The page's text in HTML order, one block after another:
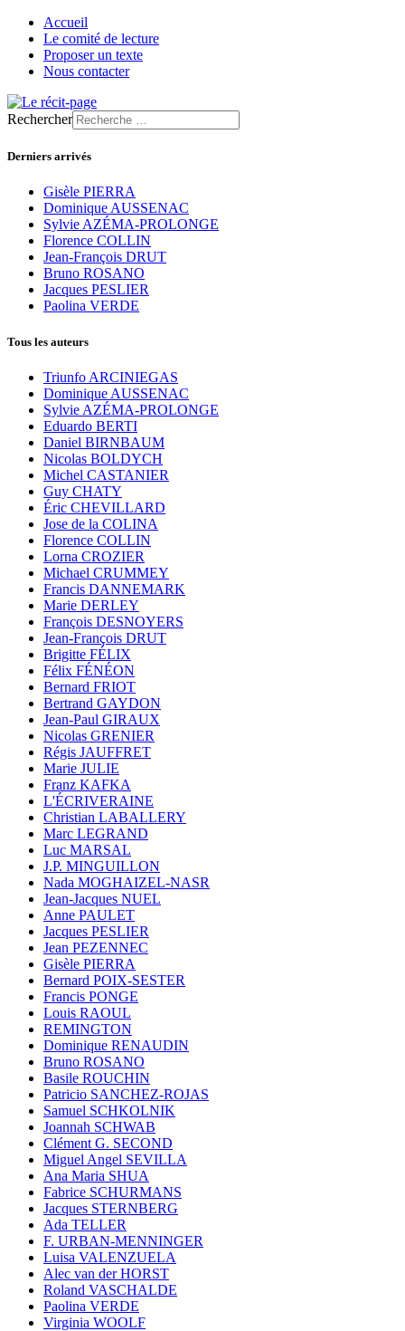
Accueil
Le comité de lecture
Proposer un texte
Nous contacter
Rechercher
Derniers arrivés
Gisèle PIERRA
Dominique AUSSENAC
Sylvie AZÉMA-PROLONGE
Florence COLLIN
Jean-François DRUT
Bruno ROSANO
Jacques PESLIER
Paolina VERDE
Tous les auteurs
Triunfo ARCINIEGAS
Dominique AUSSENAC
Sylvie AZÉMA-PROLONGE
Eduardo BERTI
Daniel BIRNBAUM
Nicolas BOLDYCH
Michel CASTANIER
Guy CHATY
Éric CHEVILLARD
Jose de la COLINA
Florence COLLIN
Lorna CROZIER
Michael CRUMMEY
Francis DANNEMARK
Marie DERLEY
François DESNOYERS
Jean-François DRUT
Brigitte FÉLIX
Félix FÉNÉON
Bernard FRIOT
Bertrand GAYDON
Jean-Paul GIRAUX
Nicolas GRENIER
Régis JAUFFRET
Marie JULIE
Franz KAFKA
L'ÉCRIVERAINE
Christian LABALLERY
Marc LEGRAND
Luc MARSAL
J.P. MINGUILLON
Nada MOGHAIZEL-NASR
Jean-Jacques NUEL
Anne PAULET
Jacques PESLIER
Jean PEZENNEC
Gisèle PIERRA
Bernard POIX-SESTER
Francis PONGE
Louis RAOUL
REMINGTON
Dominique RENAUDIN
Bruno ROSANO
Basile ROUCHIN
Patricio SANCHEZ-ROJAS
Samuel SCHKOLNIK
Joannah SCHWAB
Clément G. SECOND
Miguel Angel SEVILLA
Ana Maria SHUA
Fabrice SCHURMANS
Jacques STERNBERG
Ada TELLER
F. URBAN-MENNINGER
Luisa VALENZUELA
Alec van der HORST
Roland VASCHALDE
Paolina VERDE
Virginia WOOLF